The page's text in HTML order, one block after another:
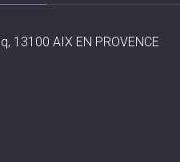
13100 AIX EN PROVENCE